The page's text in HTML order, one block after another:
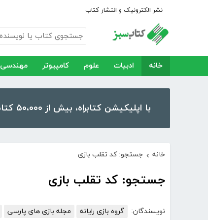
نشر الکترونیک و انتشار کتاب
خانه ادبیات علوم کامپیوتر مهندسی
با اپلیکیشن کتابراه، بیش از ۵۰،۰۰۰ کتاب، کتاب صوتی و رمان را در موبایل و تبلت خود داشته باشید!
خانه › جستجو: کد تقلب بازی
جستجو: کد تقلب بازی
نویسندگان: گروه بازی رایانه مجله بازی های پارسی